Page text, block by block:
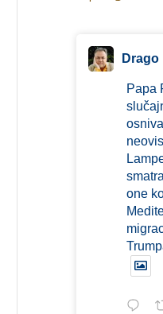
Drago
Papa
one